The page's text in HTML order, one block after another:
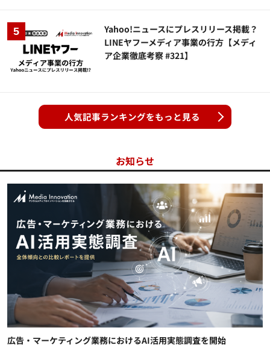
Yahoo!ニュースにプレスリリース掲載？
LINEヤフーメディア事業の行方【メディ
ア企業徹底考察 #321】
人気記事ランキングをもっと見る
お知らせ
広告・マーケティング業務におけるAI活用実態調査を開始